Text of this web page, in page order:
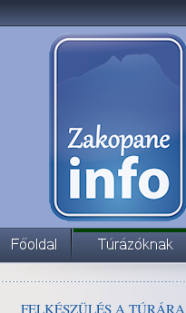
FELKÉSZÜLÉS A TÚRÁRA